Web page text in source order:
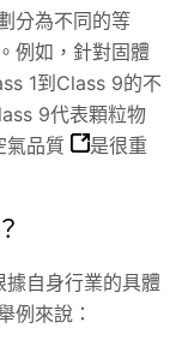
分為不同的等
例如，針對固體
1到Class 9的不
9代表顆粒物
氣品質
是很重
自身行業的具體
例來說：